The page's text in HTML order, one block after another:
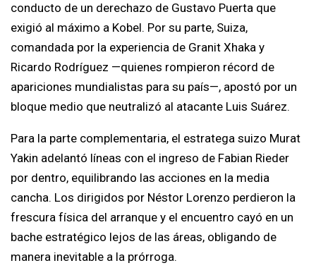
conducto de un derechazo de Gustavo Puerta que
exigió al máximo a Kobel. Por su parte, Suiza,
comandada por la experiencia de Granit Xhaka y
Ricardo Rodríguez —quienes rompieron récord de
apariciones mundialistas para su país—, apostó por un
bloque medio que neutralizó al atacante Luis Suárez.
Para la parte complementaria, el estratega suizo Murat
Yakin adelantó líneas con el ingreso de Fabian Rieder
por dentro, equilibrando las acciones en la media
cancha. Los dirigidos por Néstor Lorenzo perdieron la
frescura física del arranque y el encuentro cayó en un
bache estratégico lejos de las áreas, obligando de
manera inevitable a la prórroga.